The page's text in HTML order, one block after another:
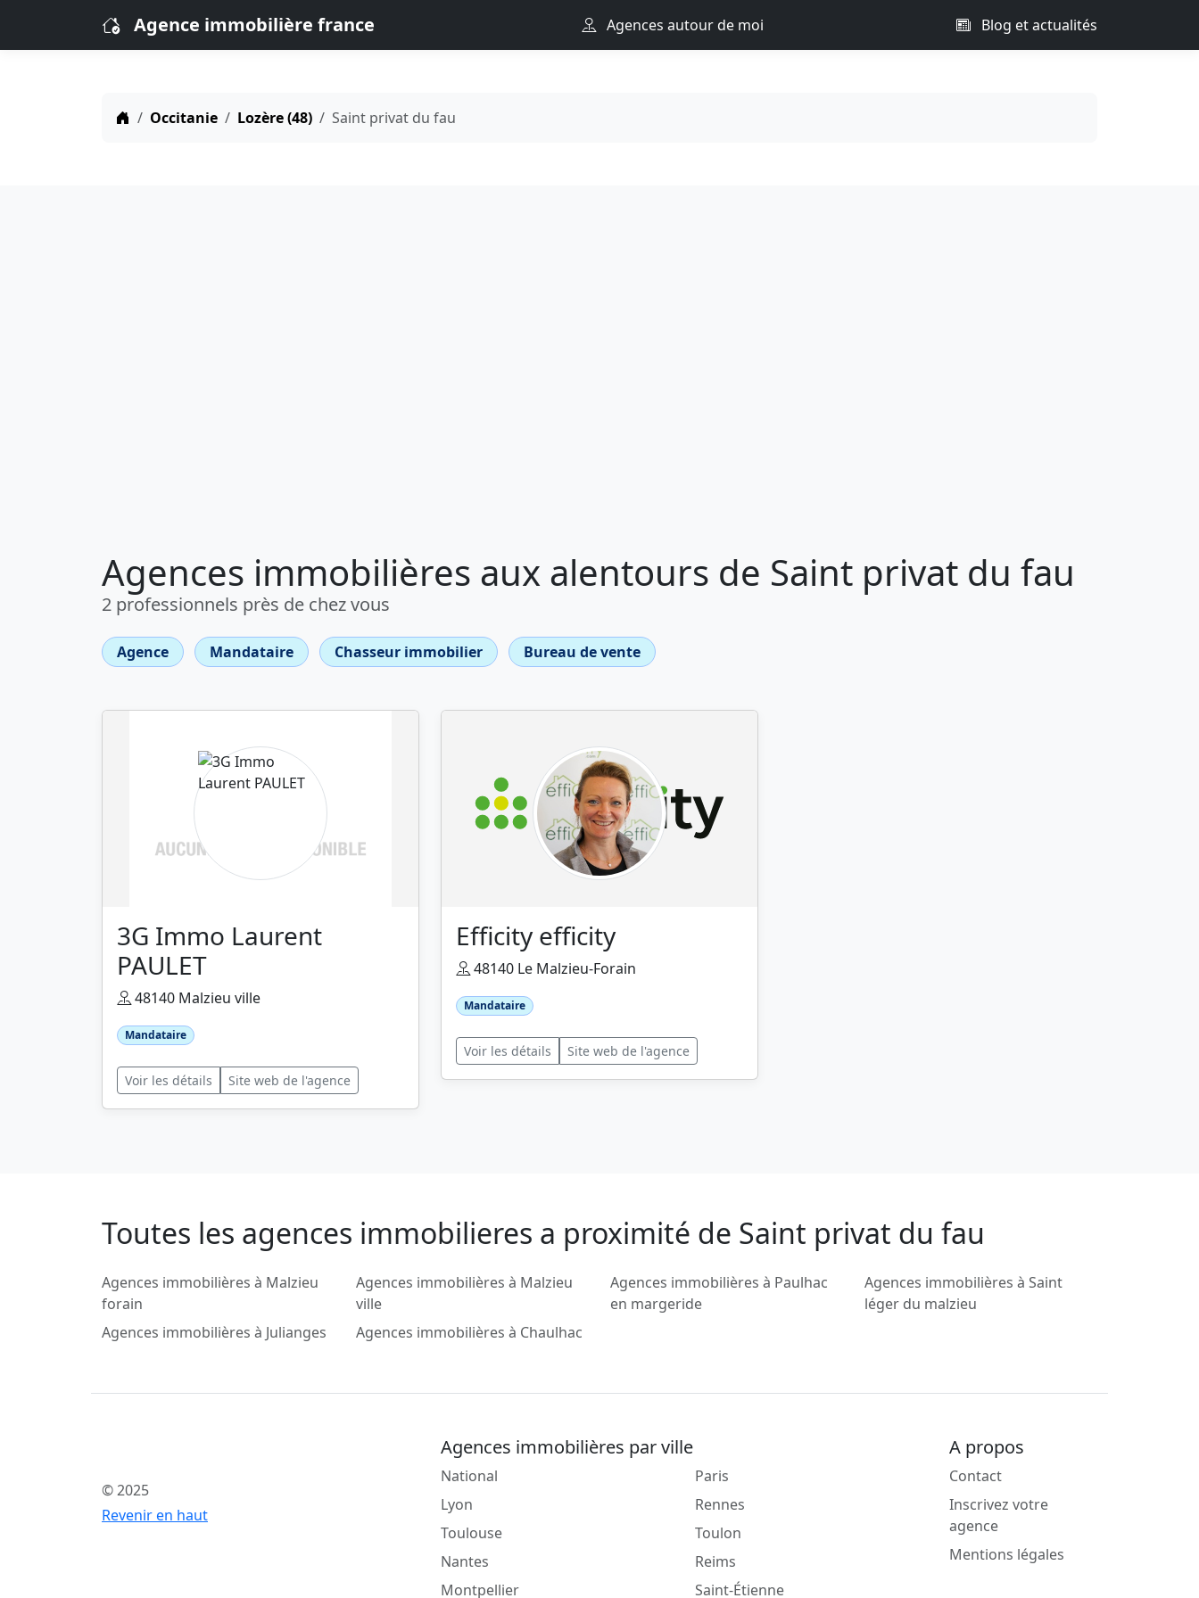
Agence immobilière france Agences autour de moi Blog et actualités
Occitanie Lozère (48) Saint privat du fau
Agences immobilières aux alentours de Saint privat du fau
2 professionnels près de chez vous
Agence Mandataire Chasseur immobilier Bureau de vente
3G Immo Laurent
PAULET
48140 Malzieu ville
Mandataire
Voir les détails Site web de l'agence
Efficity efficity
48140 Le Malzieu-Forain
Mandataire
Voir les détails Site web de l'agence
Toutes les agences immobilieres a proximité de Saint privat du fau
Agences immobilières à Malzieu
forain
Agences immobilières à Malzieu
ville
Agences immobilières à Paulhac
en margeride
Agences immobilières à Saint
léger du malzieu
Agences immobilières à Julianges
Agences immobilières à Chaulhac
© 2025
Revenir en haut
Agences immobilières par ville
National
Lyon
Toulouse
Nantes
Montpellier
Paris
Rennes
Toulon
Reims
Saint-Étienne
A propos
Contact
Inscrivez votre
agence
Mentions légales